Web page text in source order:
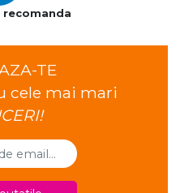
recomanda
TE
cele mai mari